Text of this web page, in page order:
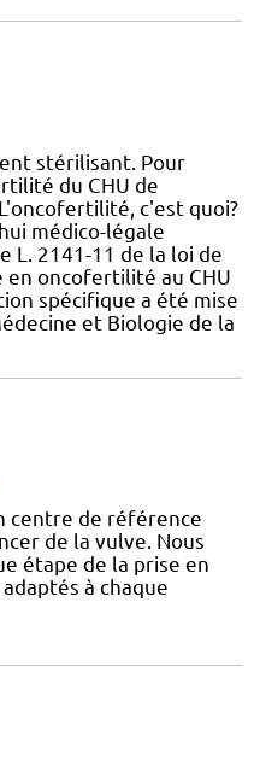
stérilisant. Pour
du CHU de
c'est quoi?
médico-légale
2141-11 de la loi de
oncofertilité au CHU
spécifique a été mise
et Biologie de la
centre de référence
de la vulve. Nous
étape de la prise en
à chaque